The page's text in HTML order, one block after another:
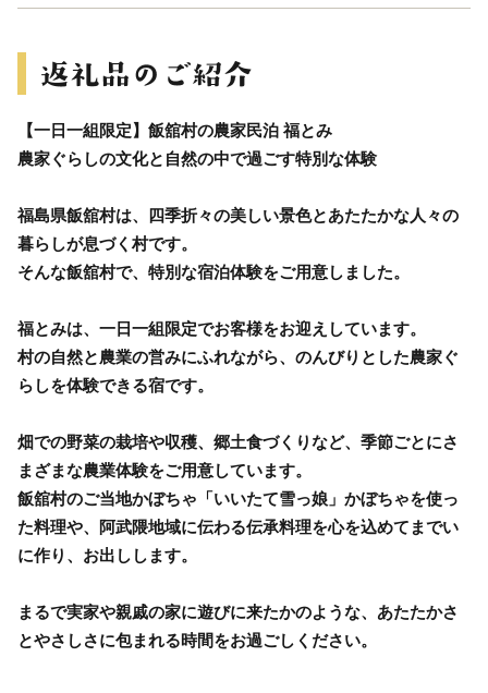
【一日一組限定】飯舘村の農家民泊 福とみ
農家ぐらしの文化と自然の中で過ごす特別な体験
福島県飯舘村は、四季折々の美しい景色とあたたかな人々の
暮らしが息づく村です。
そんな飯舘村で、特別な宿泊体験をご用意しました。
福とみは、一日一組限定でお客様をお迎えしています。
村の自然と農業の営みにふれながら、のんびりとした農家ぐ
らしを体験できる宿です。
畑での野菜の栽培や収穫、郷土食づくりなど、季節ごとにさ
まざまな農業体験をご用意しています。
飯舘村のご当地かぼちゃ「いいたて雪っ娘」かぼちゃを使っ
た料理や、阿武隈地域に伝わる伝承料理を心を込めてまでい
に作り、お出しします。
まるで実家や親戚の家に遊びに来たかのような、あたたかさ
とやさしさに包まれる時間をお過ごしください。